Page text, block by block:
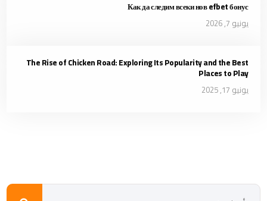
Как да следим всеки нов efbet бонус
يونيو 7, 2026
The Rise of Chicken Road: Exploring Its Popularity and the Best
Places to Play
يونيو 17, 2025